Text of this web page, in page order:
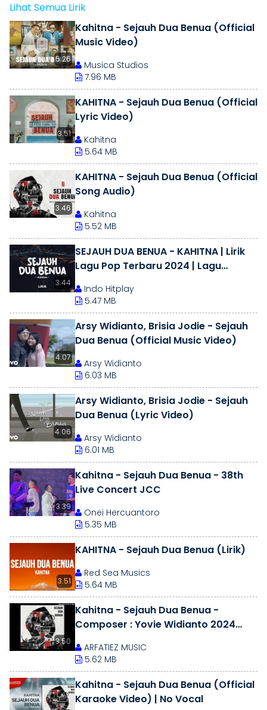
Lihat Semua Lirik
5.26
Kahitna - Sejauh Dua Benua (Official
Music Video)
Musica Studios
7.96 MB
3.51
KAHITNA - Sejauh Dua Benua (Official
Lyric Video)
Kahitna
5.64 MB
3.46
KAHITNA - Sejauh Dua Benua (Official
Song Audio)
Kahitna
5.52 MB
3.44
SEJAUH DUA BENUA - KAHITNA | Lirik
Lagu Pop Terbaru 2024 | Lagu
Indo Hitplay
5.47 MB
4.07
Arsy Widianto, Brisia Jodie - Sejauh
Dua Benua (Official Music Video)
Arsy Widianto
6.03 MB
4.06
Arsy Widianto, Brisia Jodie - Sejauh
Dua Benua (Lyric Video)
Arsy Widianto
6.01 MB
3.39
Kahitna - Sejauh Dua Benua - 38th
Live Concert JCC
Onei Hercuantoro
5.35 MB
3.51
KAHITNA - Sejauh Dua Benua (Lirik)
Red Sea Musics
5.64 MB
3.50
Kahitna - Sejauh Dua Benua -
Composer : Yovie Widianto 2024
ARFATIEZ MUSIC
5.62 MB
Kahitna - Sejauh Dua Benua (Official
Karaoke Video) | No Vocal